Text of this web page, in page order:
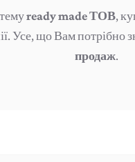
ready made ТОВ,
Усе, що Вам потрібно
продаж.